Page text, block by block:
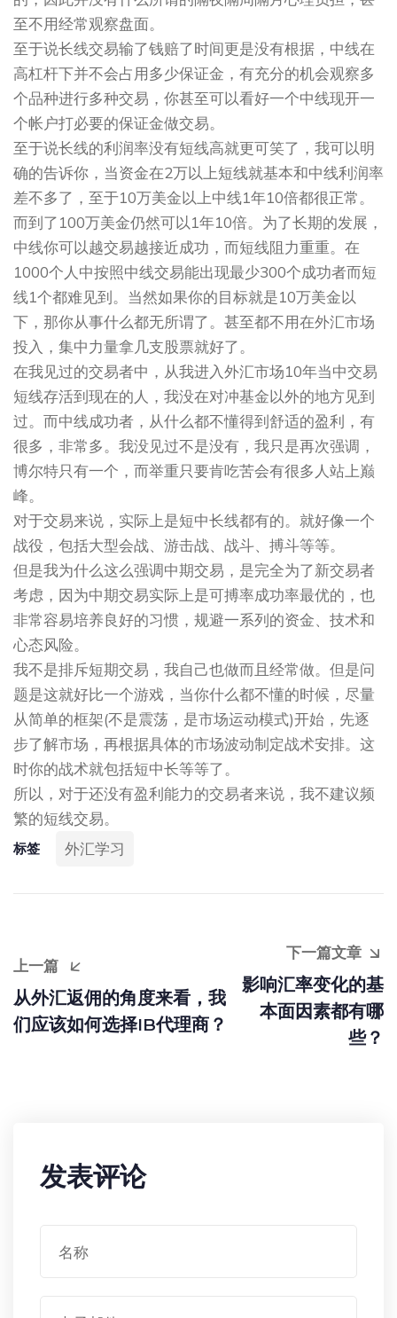
至不用经常观察盘面。
至于说长线交易输了钱赔了时间更是没有根据，中线在
高杠杆下并不会占用多少保证金，有充分的机会观察多
个品种进行多种交易，你甚至可以看好一个中线现开一
个帐户打必要的保证金做交易。
至于说长线的利润率没有短线高就更可笑了，我可以明
确的告诉你，当资金在2万以上短线就基本和中线利润率
差不多了，至于10万美金以上中线1年10倍都很正常。
而到了100万美金仍然可以1年10倍。为了长期的发展，
中线你可以越交易越接近成功，而短线阻力重重。在
1000个人中按照中线交易能出现最少300个成功者而短
线1个都难见到。当然如果你的目标就是10万美金以
下，那你从事什么都无所谓了。甚至都不用在外汇市场
投入，集中力量拿几支股票就好了。
在我见过的交易者中，从我进入外汇市场10年当中交易
短线存活到现在的人，我没在对冲基金以外的地方见到
过。而中线成功者，从什么都不懂得到舒适的盈利，有
很多，非常多。我没见过不是没有，我只是再次强调，
博尔特只有一个，而举重只要肯吃苦会有很多人站上巅
峰。
对于交易来说，实际上是短中长线都有的。就好像一个
战役，包括大型会战、游击战、战斗、搏斗等等。
但是我为什么这么强调中期交易，是完全为了新交易者
考虑，因为中期交易实际上是可搏率成功率最优的，也
非常容易培养良好的习惯，规避一系列的资金、技术和
心态风险。
我不是排斥短期交易，我自己也做而且经常做。但是问
题是这就好比一个游戏，当你什么都不懂的时候，尽量
从简单的框架(不是震荡，是市场运动模式)开始，先逐
步了解市场，再根据具体的市场波动制定战术安排。这
时你的战术就包括短中长等等了。
所以，对于还没有盈利能力的交易者来说，我不建议频
繁的短线交易。
标签 外汇学习
上一篇
从外汇返佣的角度来看，我
们应该如何选择IB代理商？
下一篇文章
影响汇率变化的基
本面因素都有哪
些？
发表评论